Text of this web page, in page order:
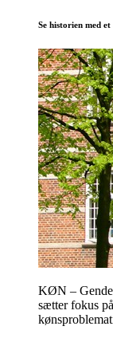
Se historien med
KØN –
sætter fokus